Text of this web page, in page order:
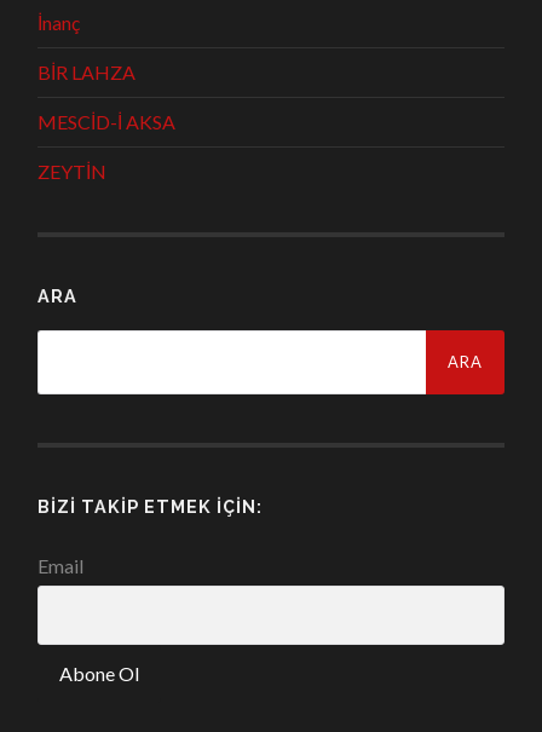
İnanç
BİR LAHZA
MESCİD-İ AKSA
ZEYTİN
ARA
BIZI TAKIP ETMEK İÇIN:
Email